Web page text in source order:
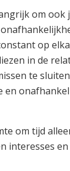
om ook
op
in de
te
om tijd
interesses en